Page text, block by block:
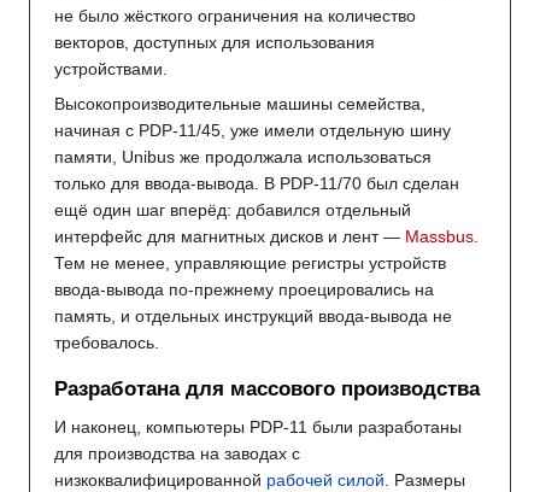
не было жёсткого ограничения на количество
векторов, доступных для использования
устройствами.
Высокопроизводительные машины семейства,
начиная с PDP-11/45, уже имели отдельную шину
памяти, Unibus же продолжала использоваться
только для ввода-вывода. В PDP-11/70 был сделан
ещё один шаг вперёд: добавился отдельный
интерфейс для магнитных дисков и лент — Massbus
Тем не менее, управляющие регистры устройств
ввода-вывода по-прежнему проецировались на
память, и отдельных инструкций ввода-вывода не
требовалось.
Разработана для массового производства
И наконец, компьютеры PDP-11 были разработаны
для производства на заводах с
низкоквалифицированной рабочей силой. Размеры